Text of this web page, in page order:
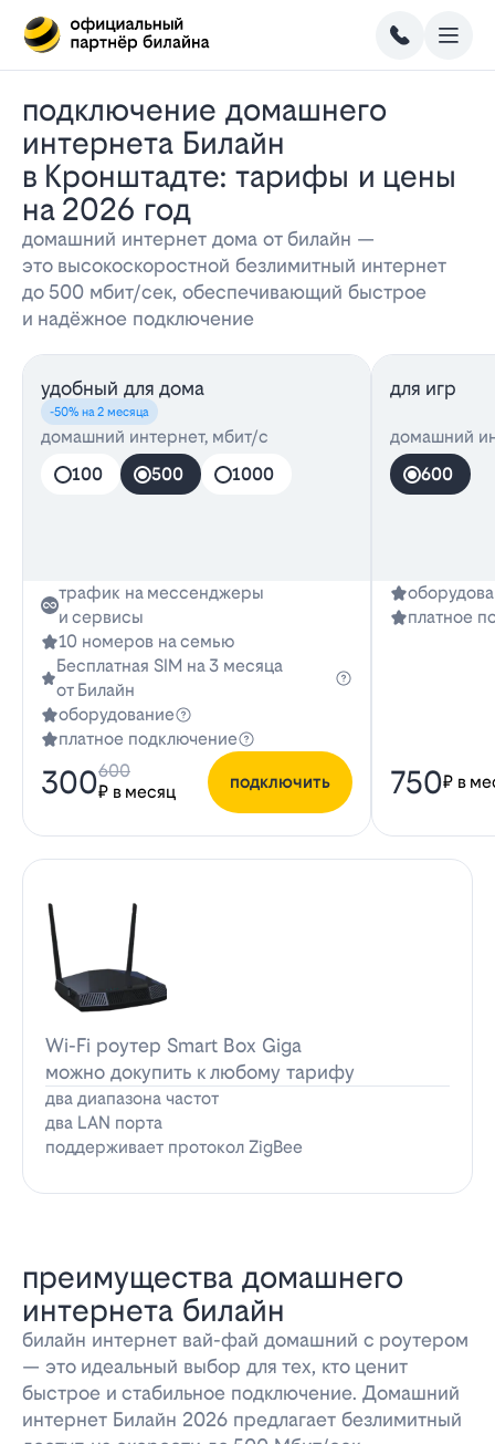
Подключение домашнего
интернета Билайн
в Кронштадте: тарифы и цены
на 2026 год
домашний интернет дома от билайн —
это высокоскоростной безлимитный интернет
до 500 мбит/сек, обеспечивающий быстрое
и надёжное подключение
удобный для дома
-50% на 2 месяца
домашний интернет, мбит/с
100
500 1000
трафик на мессенджеры
и сервисы
10 номеров на семью
Бесплатная SIM на 3 месяца
от Билайн
оборудование
платное подключение
300₽ в месяц
600
подключить
для игр
домашний
600
платное
750₽ в
Wi-Fi роутер Smart Box Giga
можно докупить к любому тарифу
два диапазона частот
два LAN порта
поддерживает протокол ZigBee
преимущества домашнего
интернета билайн
билайн интернет вай-фай домашний с роутером
— это идеальный выбор для тех, кто ценит
быстрое и стабильное подключение. Домашний
интернет Билайн 2026 предлагает безлимитный